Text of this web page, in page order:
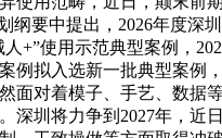
要中提出，2026年度
+”使用示范典型案例，
拟入选新一批典型案
对着模子、手艺、数
圳将力争到2027年，